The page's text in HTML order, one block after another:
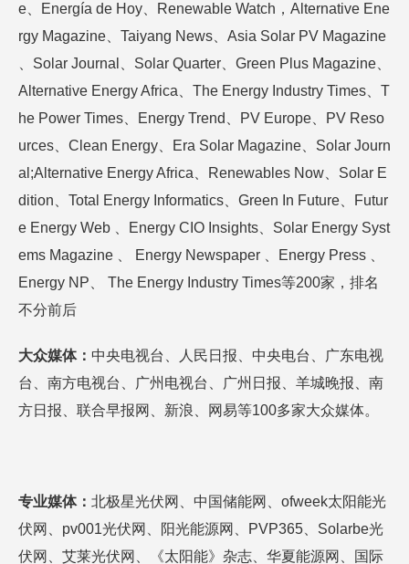
e、Energía de Hoy、Renewable Watch，Alternative Ene
rgy Magazine、Taiyang News、Asia Solar PV Magazine
、Solar Journal、Solar Quarter、Green Plus Magazine、
Alternative Energy Africa、The Energy Industry Times、T
he Power Times、Energy Trend、PV Europe、PV Reso
urces、Clean Energy、Era Solar Magazine、Solar Journ
al;Alternative Energy Africa、Renewables Now、Solar E
dition、Total Energy Informatics、Green In Future、Futur
e Energy Web 、Energy CIO Insights、Solar Energy Syst
ems Magazine 、 Energy Newspaper 、Energy Press 、
Energy NP、 The Energy Industry Times等200家，排名
不分前后
大众媒体： 中央电视台、人民日报、中央电台、广东电视
台、南方电视台、广州电视台、广州日报、羊城晚报、南
方日报、联合早报网、新浪、网易等100多家大众媒体。
专业媒体： 北极星光伏网、中国储能网、ofweek太阳能光
伏网、pv001光伏网、阳光能源网、PVP365、Solarbe光
伏网、艾莱光伏网、《太阳能》杂志、华夏能源网、国际